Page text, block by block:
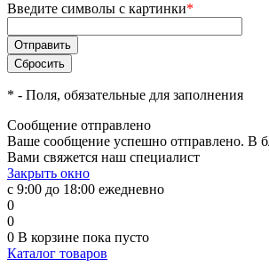
Введите символы с картинки*
* - Поля, обязательные для заполнения
Сообщение отправлено
Ваше сообщение успешно отправлено. В
Вами свяжется наш специалист
Закрыть окно
с 9:00 до 18:00 ежедневно
0
0
0 В корзине пока пусто
Каталог товаров